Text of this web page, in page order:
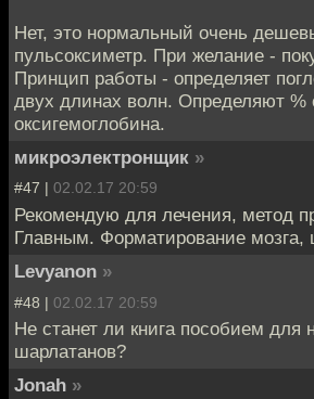
Нет, это нормальный очень
пульсоксиметр. При желание -
Принцип работы - определяет
двух длинах волн. Определяют %
оксигемоглобина.
микроэлектронщик »
#47 | 02.02.17 20:59
Рекомендую для лечения, метод
Главным. Форматирование мозга,
Levyanon »
#48 | 02.02.17 20:59
Не станет ли книга пособием для
шарлатанов?
Jonah »